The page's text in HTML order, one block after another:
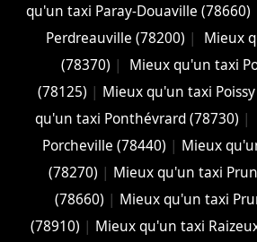
qu'un taxi Paray-Douaville (78660)
Perdreauville (78200) |
Mieux
(78370) |
Mieux qu'un taxi
(78125) | Mieux qu'un taxi
qu'un taxi Ponthévrard (78730) |
Porcheville (78440) | Mieux
(78270) | Mieux qu'un taxi
(78660) | Mieux qu'un taxi
(78910) | Mieux qu'un taxi